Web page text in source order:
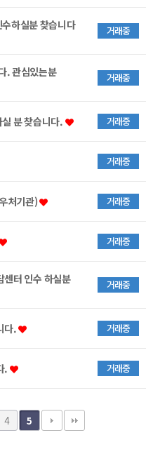
하실분 찾습니다 거래중
. 관심있는분
거래중
분 찾습니다. 거래중
거래중
처기관) 거래중
거래중
센터 인수 하실분
거래중
다. 거래중
. 거래중
4 5